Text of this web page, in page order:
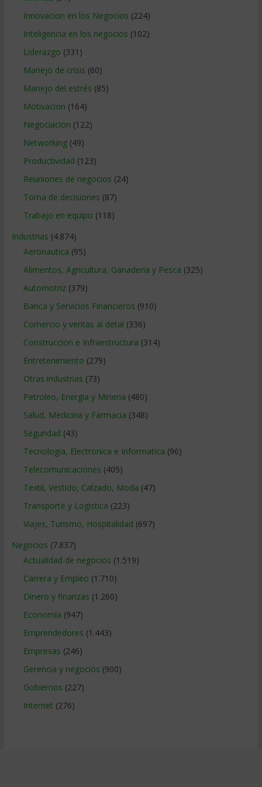
Innovacion en los Negocios (224)
Inteligencia en los negocios (102)
Liderazgo (331)
Manejo de crisis (60)
Manejo del estrés (85)
Motivacion (164)
Negociacion (122)
Networking(49)
Productividad (123)
Reuniones de negocios (24)
Toma de decisiones (87)
Trabajo en equipo (118)
Industrias (4.874)
Aeronautica (95)
Alimentos, Agricultura, Ganaderia y Pesca (325)
Automotriz(379)
Banca y Servicios Financieros (910)
Comercio y ventas al detal (336)
Construccion e Infraestructura (314)
Entretenimiento (279)
Otras industrias (73)
Petroleo, Energia y Mineria (480)
Salud, Medicina y Farmacia (348)
Seguridad (43)
Tecnologia, Electronica e Informatica (96)
Telecomunicaciones (405)
Textil, Vestido, Calzado, Moda (47)
Transporte y Logistica (223)
Viajes, Turismo, Hospitalidad (697)
Negocios (7.837)
Actualidad de negocios (1.519)
Carrera y Empleo (1.710)
Dinero y finanzas (1.260)
Economía (947)
Emprendedores (1.443)
Empresas (246)
Gerencia y negocios (900)
Gobiernos (227)
Internet (276)